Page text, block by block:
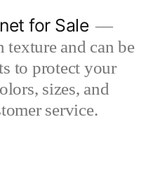
for Sale
and can be
to protect your
sizes, and
service.